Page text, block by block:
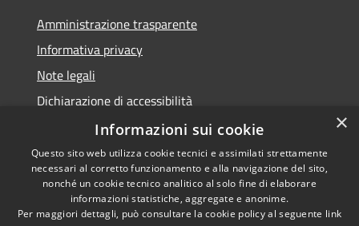
Amministrazione trasparente
Informativa privacy
Note legali
Dichiarazione di accessibilità
Piano di miglioramento dei servizi
RSS
Copyright © 2026 • Comune di
×
Informazioni sui cookie
Questo sito web utilizza cookie tecnici e assimilati strettamente
necessari al corretto funzionamento e alla navigazione del sito,
nonché un cookie tecnico analitico al solo fine di elaborare
informazioni statistiche, aggregate e anonime.
Per maggiori dettagli, può consultare la cookie policy al seguente link